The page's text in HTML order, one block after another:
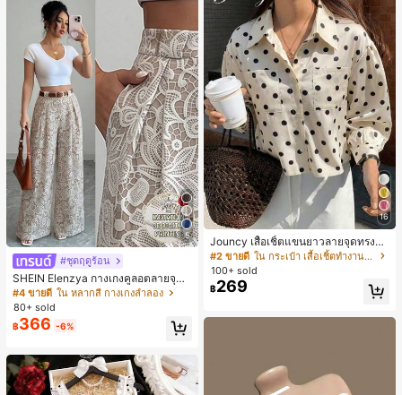
5
#ชุดฤดูร้อน
SHEIN Elenzya กางเกงคูลอตลายจุดเ
อวสูงแบบใหม่สำหรับฤดูใบไม้ผลิ/ฤดูร้อ
น, สไตล์หรูหราเหมาะสำหรับใส่ในชีวิต
ประจำวันและทำงาน, ให้ความรู้สึกวินเ
ทจสำหรับฤดูรับปริญญา, เทศกาลดนตร
#4 ขายดี ใน หลากสี กางเกงลำลอง
80+ sold
฿366 -6%
16
Jouncy เสื้อเชิ้ตแขนยาวลายจุดทรงหล
วมสำหรับผู้หญิง
#2 ขายดี
ใน กระเป๋า เสื้อเชิ้ตทำงานมีกระเป๋า
100+ sold
฿269